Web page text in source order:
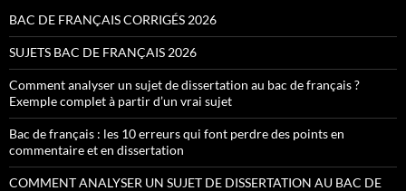
BAC DE FRANÇAIS CORRIGÉS 2026
SUJETS BAC DE FRANÇAIS 2026
Comment analyser un sujet de dissertation au bac de français ?
Exemple complet à partir d’un vrai sujet
Bac de français : les 10 erreurs qui font perdre des points en
commentaire et en dissertation
COMMENT ANALYSER UN SUJET DE DISSERTATION AU BAC DE